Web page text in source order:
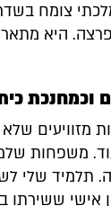
צומח
פרצה. היא
וכמחנכת
שלא
משפחות
תלמיד שלי
אישי